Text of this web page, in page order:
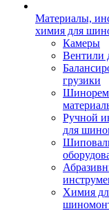
Материалы,
химия для
Камеры
Вентили
грузики
Ручной
для
Химия